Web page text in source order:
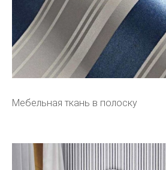
Мебельная ткань в полоску